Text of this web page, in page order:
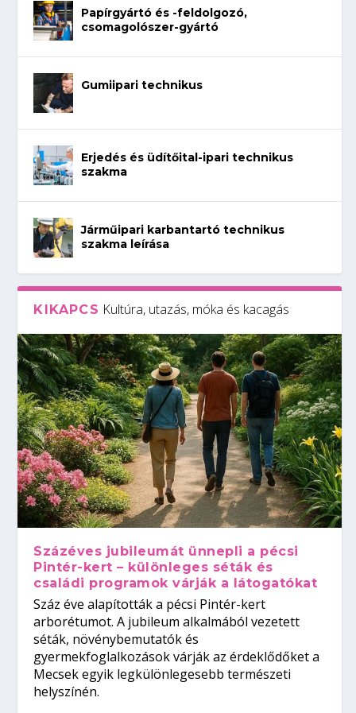
Papírgyártó és -feldolgozó,
csomagolószer-gyártó
Gumiipari technikus
Erjedés és üdítőital-ipari technikus
szakma
Járműipari karbantartó technikus
szakma leírása
KIKAPCS Kultúra, utazás, móka és kacagás
Százéves jubileumát ünnepli a pécsi
Pintér-kert – különleges séták és
családi programok várják a látogatókat
Száz éve alapították a pécsi Pintér-kert
arborétumot. A jubileum alkalmából vezetett
séták, növénybemutatók és
gyermekfoglalkozások várják az érdeklődőket a
Mecsek egyik legkülönlegesebb természeti
helyszínén.